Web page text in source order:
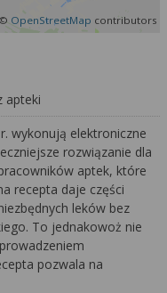
© OpenStreetMap contributors
apteki
wykonują elektroniczne
rozwiązanie dla
aptek, które
recepta daje części
leków bez
To jednakowoż nie
pozwala na